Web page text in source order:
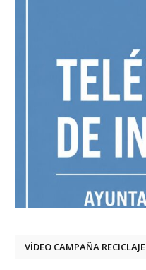
VÍDEO CAMPAÑA RECICLAJE